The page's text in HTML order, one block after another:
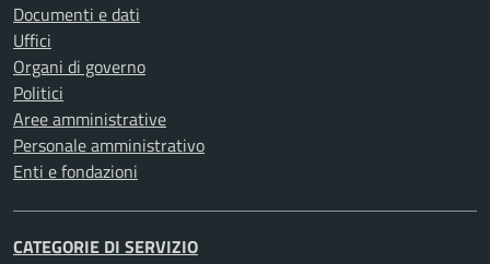
Documenti e dati
Uffici
Organi di governo
Politici
Aree amministrative
Personale amministrativo
Enti e fondazioni
CATEGORIE DI SERVIZIO